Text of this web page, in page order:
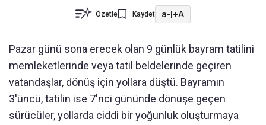
Özetle Kaydet a-|+A
Pazar günü sona erecek olan 9 günlük bayram tatilini
memleketlerinde veya tatil beldelerinde geçiren
vatandaşlar, dönüş için yollara düştü. Bayramın
3'üncü, tatilin ise 7'nci gününde dönüşe geçen
sürücüler, yollarda ciddi bir yoğunluk oluşturmaya